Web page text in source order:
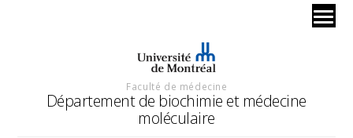
Faculté de médecine
Département de biochimie et médecine
moléculaire